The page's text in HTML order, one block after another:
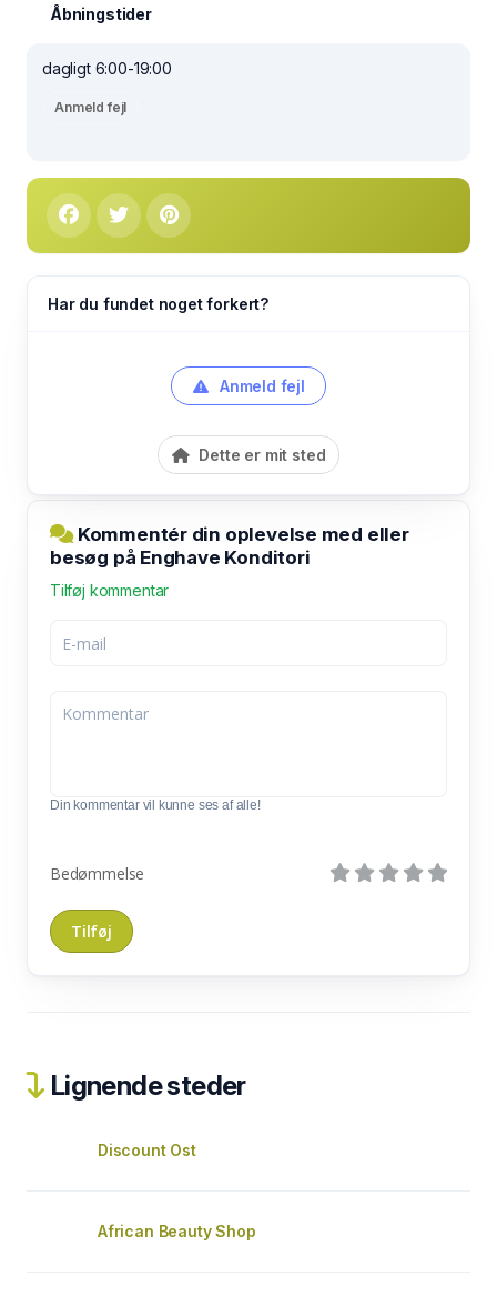
Åbningstider
dagligt 6:00-19:00
Anmeld fejl
Har du fundet noget forkert?
Anmeld fejl
Dette er mit sted
Kommentér din oplevelse med eller
besøg på Enghave Konditori
Tilføj kommentar
Din kommentar vil kunne ses af alle!
Bedømmelse
Lignende steder
Discount Ost
African Beauty Shop